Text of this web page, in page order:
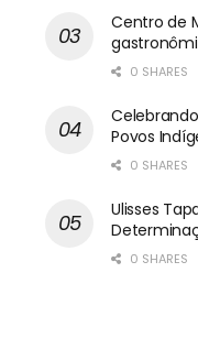
Centro de
0 SHARES
Povos
0 SHARES
Ulisses
0 SHARES